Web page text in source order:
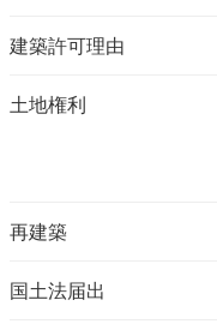
建築許可理由
土地権利
再建築
国土法届出